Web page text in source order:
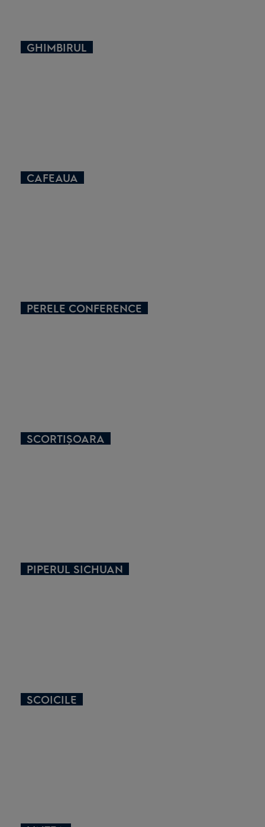
GHIMBIRUL
CAFEAUA
PERELE CONFERENCE
SCORTIȘOARA
PIPERUL SICHUAN
SCOICILE